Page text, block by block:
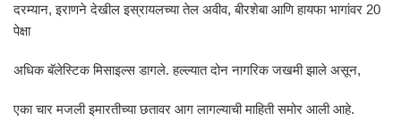
दरम्यान, इराणने देखील इस्रायलच्या तेल अवीव, बीरशेबा आणि हायफा भागांवर 20
पेक्षा
अधिक बॅलेस्टिक मिसाइल्स डागले. हल्ल्यात दोन नागरिक जखमी झाले असून,
एका चार मजली इमारतीच्या छतावर आग लागल्याची माहिती समोर आली आहे.